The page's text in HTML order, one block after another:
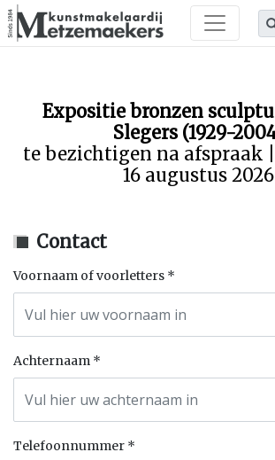
Expositie bronzen
Slegers (1929-
te bezichtigen na afspraak
16 augustus 2026
Contact
Voornaam of voorletters
Achternaam
Telefoonnummer